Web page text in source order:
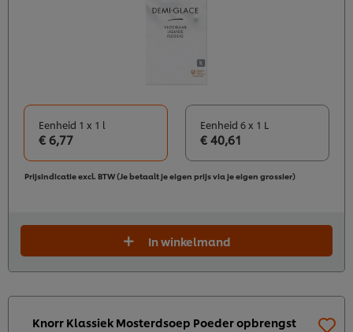
Eenheid 1 x 1 l
€ 6,77
Eenheid 6 x 1 L
€ 40,61
Prijsindicatie excl. BTW (Je betaalt je eigen prijs via je eigen grossier)
In winkelmand
Knorr Klassiek Mosterdsoep Poeder opbrengst